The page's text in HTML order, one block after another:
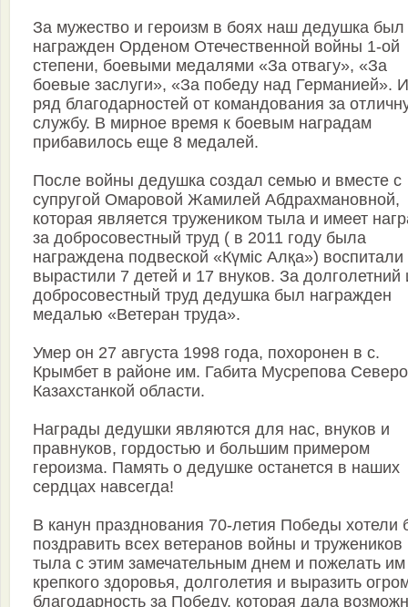
За мужество и героизм в боях наш дедушка был
награжден Орденом Отечественной войны 1-ой
степени, боевыми медалями «За отвагу», «За
боевые заслуги», «За победу над Германией».
ряд благодарностей от командования за
службу. В мирное время к боевым наградам
прибавилось еще 8 медалей.
После войны дедушка создал семью и вместе с
супругой Омаровой Жамилей Абдрахмановной,
которая является тружеником тыла и имеет
за добросовестный труд ( в 2011 году была
награждена подвеской «Күміс Алқа») воспитали
вырастили 7 детей и 17 внуков. За долголетний
добросовестный труд дедушка был награжден
медалью «Ветеран труда».
Умер он 27 августа 1998 года, похоронен в с.
Крымбет в районе им. Габита Мусрепова
Казахстанкой области.
Награды дедушки являются для нас, внуков и
правнуков, гордостью и большим примером
героизма. Память о дедушке останется в наших
сердцах навсегда!
В канун празднования 70-летия Победы хотели
поздравить всех ветеранов войны и тружеников
тыла с этим замечательным днем и пожелать им
крепкого здоровья, долголетия и выразить
благодарность за Победу, которая дала